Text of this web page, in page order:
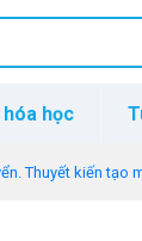
học
Thuyết kiến tạo